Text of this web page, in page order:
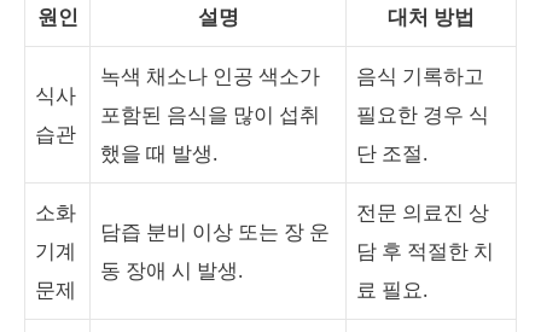
원인 설명 대처 방법
식사
습관
녹색 채소나 인공 색소가
포함된 음식을 많이 섭취
했을 때 발생.
음식 기록하고
필요한 경우 식
단 조절.
소화
기계
문제
담즙 분비 이상 또는 장 운
동 장애 시 발생.
전문 의료진 상
담 후 적절한 치
료 필요.